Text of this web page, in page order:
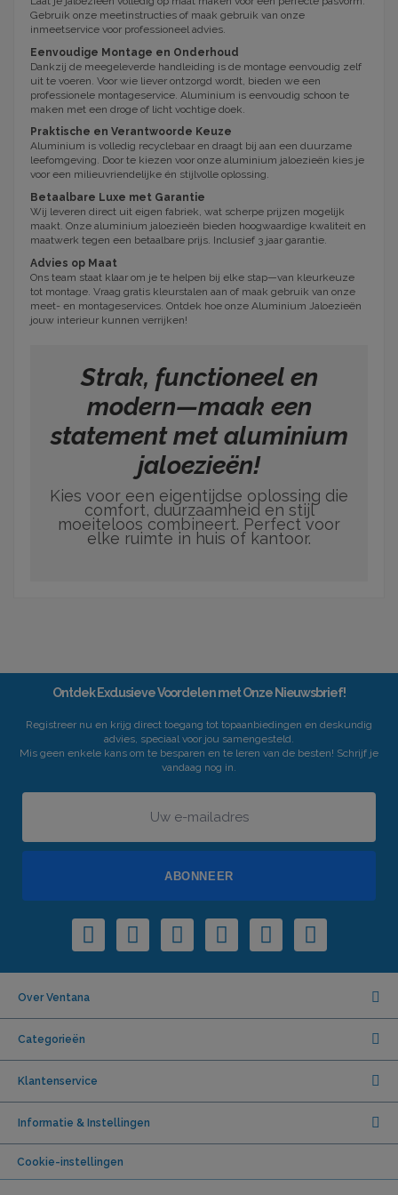
Gebruik onze meetinstructies of maak gebruik van onze
inmeetservice voor professioneel advies.
Eenvoudige Montage en Onderhoud
Dankzij de meegeleverde handleiding is de montage eenvoudig zelf
uit te voeren. Voor wie liever ontzorgd wordt, bieden we een
professionele montageservice. Aluminium is eenvoudig schoon te
maken met een droge of licht vochtige doek.
Praktische en Verantwoorde Keuze
Aluminium is volledig recyclebaar en draagt bij aan een duurzame
leefomgeving. Door te kiezen voor onze aluminium jaloezieën kies je
voor een milieuvriendelijke én stijlvolle oplossing.
Betaalbare Luxe met Garantie
Wij leveren direct uit eigen fabriek, wat scherpe prijzen mogelijk
maakt. Onze aluminium jaloezieën bieden hoogwaardige kwaliteit en
maatwerk tegen een betaalbare prijs. Inclusief 3 jaar garantie.
Advies op Maat
Ons team staat klaar om je te helpen bij elke stap—van kleurkeuze
tot montage. Vraag gratis kleurstalen aan of maak gebruik van onze
meet- en montageservices. Ontdek hoe onze Aluminium Jaloezieën
jouw interieur kunnen verrijken!
Strak, functioneel en
modern—maak een
statement met aluminium
jaloezieën!
Kies voor een eigentijdse oplossing die
comfort, duurzaamheid en stijl
moeiteloos combineert. Perfect voor
elke ruimte in huis of kantoor.
Ontdek Exclusieve Voordelen met Onze Nieuwsbrief!
Registreer nu en krijg direct toegang tot topaanbiedingen en deskundig
advies, speciaal voor jou samengesteld.
Mis geen enkele kans om te besparen en te leren van de besten! Schrijf je
vandaag nog in.
ABONNEER
Over Ventana
Categorieën
Klantenservice
Informatie & Instellingen
Cookie-instellingen